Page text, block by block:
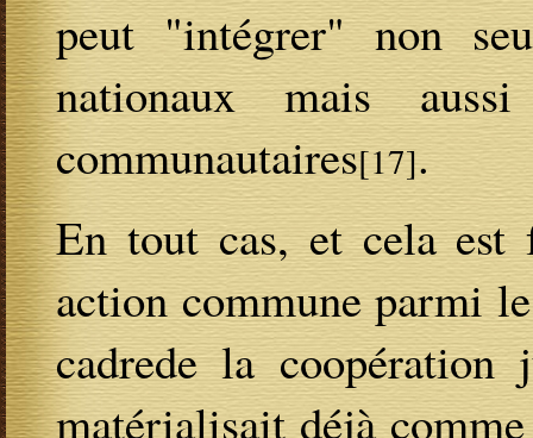
peut "intégrer" non
nationaux mais
communautaires[17].
En tout cas, et cela est
action commune parmi
cadrede la coopération
matérialisait déjà